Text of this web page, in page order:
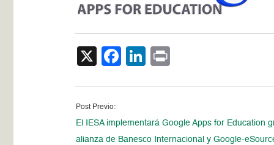
X Facebook
LinkedIn
Post Previo:
El IESA implementará Google Apps for Education
alianza de Banesco Internacional y Google-